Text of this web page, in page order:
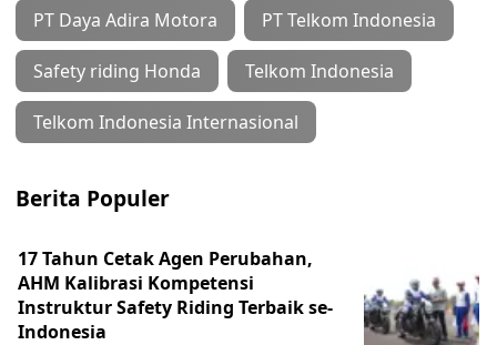
PT Daya Adira Motora PT Telkom Indonesia
Safety riding Honda Telkom Indonesia
Telkom Indonesia Internasional
Berita Populer
17 Tahun Cetak Agen Perubahan,
AHM Kalibrasi Kompetensi
Instruktur Safety Riding Terbaik se-
Indonesia